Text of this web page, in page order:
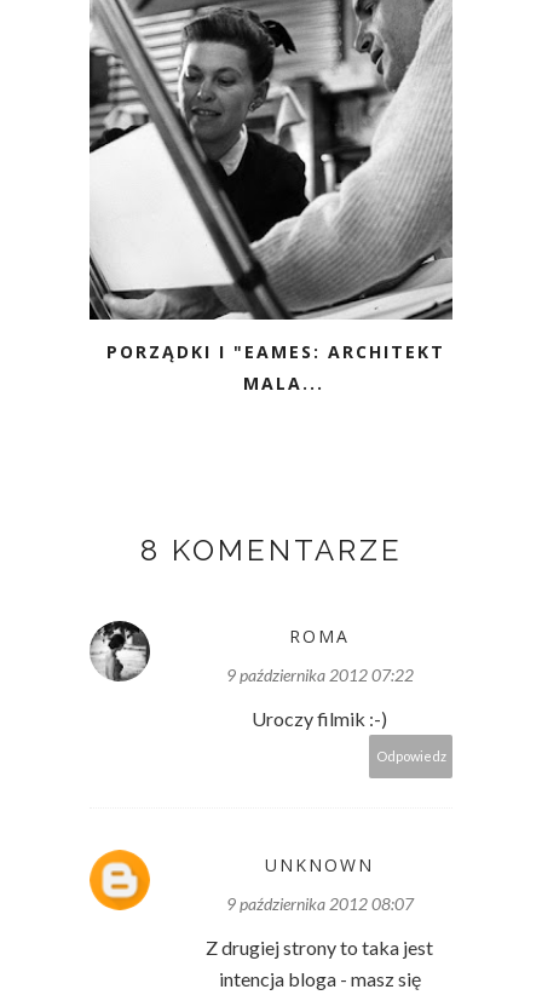
PORZĄDKI I "EAMES: ARCHITEKT I
MALA...
8 KOMENTARZE
ROMA
9 października 2012 07:22
Uroczy filmik :-)
Odpowiedz
UNKNOWN
9 października 2012 08:07
Z drugiej strony to taka jest
intencja bloga - masz się